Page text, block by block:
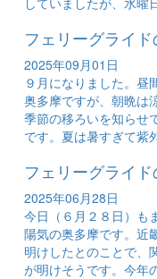
フェリーグライ
2025年09月01日
９月になりました。昼
奥多摩ですが、朝晩は
季節の移ろいを知らせ
です。夏は暑すぎて紫
フェリーグライ
2025年06月28日
今日（６月２８日）も
陽気の奥多摩です。近
明けしたとのことで、
が明けそうです。今年